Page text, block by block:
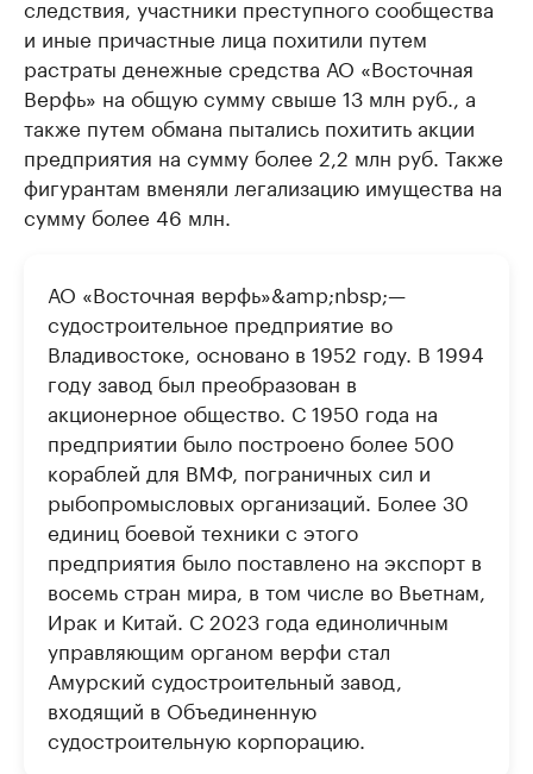
следствия, участники преступного сообщества
и иные причастные лица похитили путем
растраты денежные средства АО «Восточная
Верфь» на общую сумму свыше 13 млн руб., а
также путем обмана пытались похитить акции
предприятия на сумму более 2,2 млн руб. Также
фигурантам вменяли легализацию имущества на
сумму более 46 млн.
АО «Восточная верфь»&amp;nbsp;—
судостроительное предприятие во
Владивостоке, основано в 1952 году. В 1994
году завод был преобразован в
акционерное общество. С 1950 года на
предприятии было построено более 500
кораблей для ВМФ, пограничных сил и
рыбопромысловых организаций. Более 30
единиц боевой техники с этого
предприятия было поставлено на экспорт в
восемь стран мира, в том числе во Вьетнам,
Ирак и Китай. С 2023 года единоличным
управляющим органом верфи стал
Амурский судостроительный завод,
входящий в Объединенную
судостроительную корпорацию.